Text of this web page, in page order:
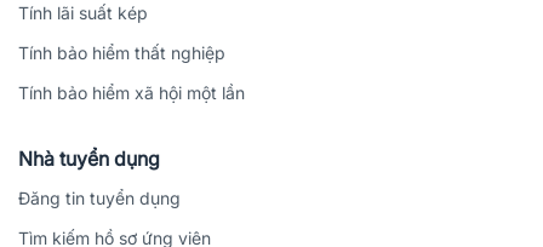
Tính lãi suất kép
Tính bảo hiểm thất nghiệp
Tính bảo hiểm xã hội một lần
Nhà tuyển dụng
Đăng tin tuyển dụng
Tìm kiếm hồ sơ ứng viên